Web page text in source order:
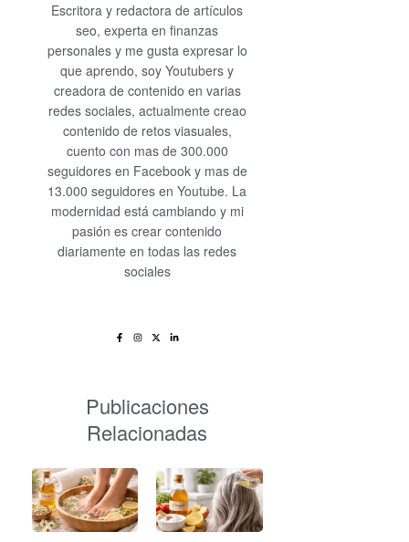
Escritora y redactora de artículos
seo, experta en finanzas
personales y me gusta expresar lo
que aprendo, soy Youtubers y
creadora de contenido en varias
redes sociales, actualmente creao
contenido de retos viasuales,
cuento con mas de 300.000
seguidores en Facebook y mas de
13.000 seguidores en Youtube. La
modernidad está cambiando y mi
pasión es crear contenido
diariamente en todas las redes
sociales
Publicaciones
Relacionadas